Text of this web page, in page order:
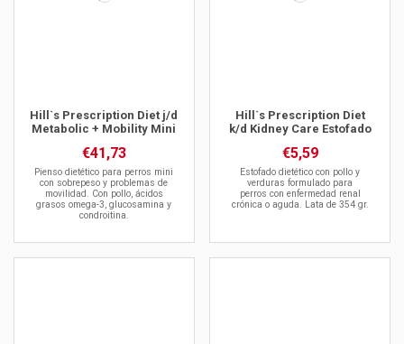
Hill`s Prescription Diet j/d
Metabolic + Mobility Mini
€41,73
Pienso dietético para perros mini
con sobrepeso y problemas de
movilidad. Con pollo, ácidos
grasos omega-3, glucosamina y
condroitina.
Hill`s Prescription Diet
k/d Kidney Care Estofado
€5,59
Estofado dietético con pollo y
verduras formulado para
perros con enfermedad renal
crónica o aguda. Lata de 354 gr.